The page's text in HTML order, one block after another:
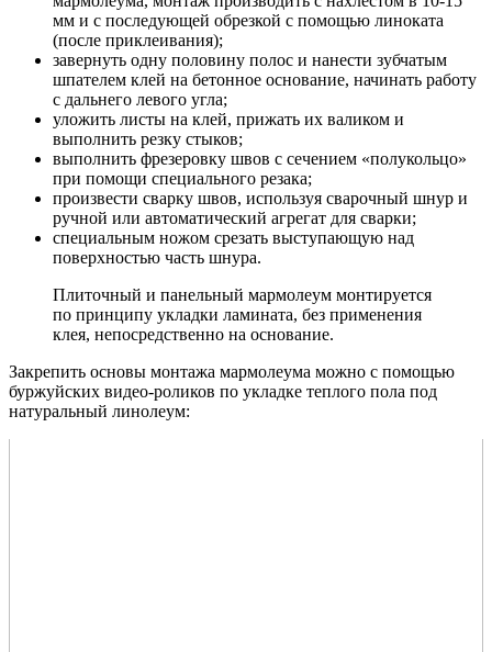
мм и с последующей обрезкой с помощью линоката
(после приклеивания);
завернуть одну половину полос и нанести зубчатым
шпателем клей на бетонное основание, начинать работу
с дальнего левого угла;
уложить листы на клей, прижать их валиком и
выполнить резку стыков;
выполнить фрезеровку швов с сечением «полукольцо»
при помощи специального резака;
произвести сварку швов, используя сварочный шнур и
ручной или автоматический агрегат для сварки;
специальным ножом срезать выступающую над
поверхностью часть шнура.
Плиточный и панельный мармолеум монтируется
по принципу укладки ламината, без применения
клея, непосредственно на основание.
Закрепить основы монтажа мармолеума можно с помощью
буржуйских видео-роликов по укладке теплого пола под
натуральный линолеум: